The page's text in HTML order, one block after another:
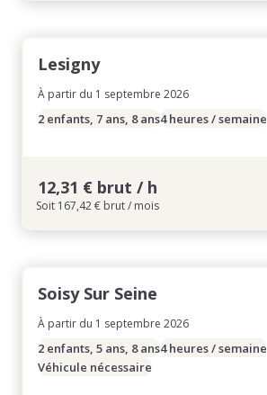
Lesigny
À partir du 1 septembre 2026
2 enfants, 7 ans, 8 ans4 heures / semaine
12,31 € brut / h
Soit 167,42 € brut / mois
Soisy Sur Seine
À partir du 1 septembre 2026
2 enfants, 5 ans, 8 ans4 heures / semaine
Véhicule nécessaire